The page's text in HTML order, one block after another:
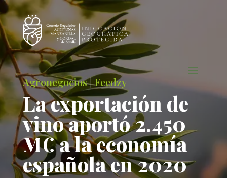
Agronegocios|Feedzy
La exportación de
vino aportó 2.450
M€ a la economía
española en 2020